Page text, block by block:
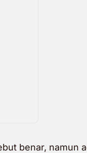
benar, namun